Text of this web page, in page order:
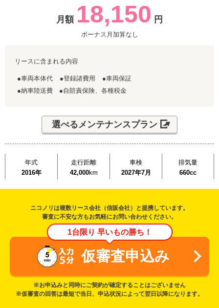
月額 18,150 円
ボーナス月加算なし
リースに含まれる内容
●車両本体代 ●登録諸費用
●車両保証
●納車陸送費 ●自賠責保険、各種税金
選べるメンテナンスプラン
年式
2016年
走行距離
42,000km
車検
2027年7月
排気量
660cc
ニコノリは複数リース会社（信販会社）と提携しています。
審査に不安な方もお気軽にお問い合わせください。
1台限り 早いもの勝ち！
仮審査申込み
※お申込みと同時にご契約が確定することはございません
※仮審査の回答は最短で当日、申込状況によって翌日以降になります。